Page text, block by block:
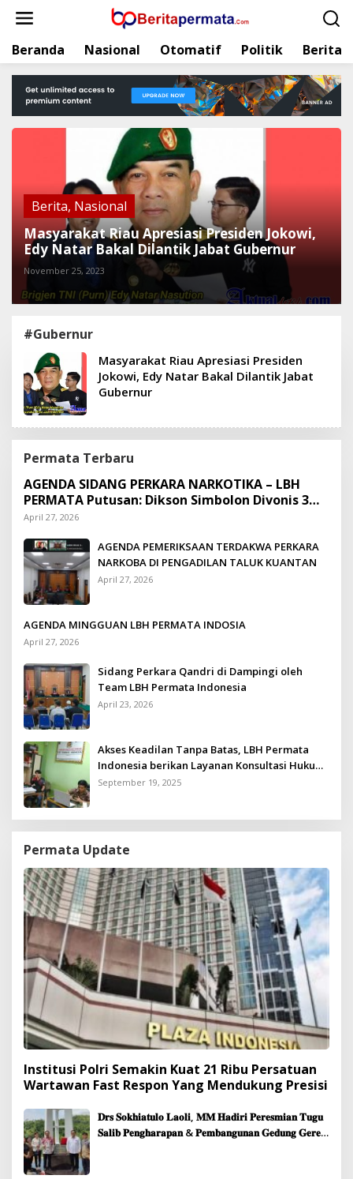
Beranda Nasional Otomatif Politik Berita
Berita, Nasional
Masyarakat Riau Apresiasi Presiden Jokowi,
Edy Natar Bakal Dilantik Jabat Gubernur
November 25, 2023
#Gubernur
Masyarakat Riau Apresiasi Presiden
Jokowi, Edy Natar Bakal Dilantik Jabat
Gubernur
Permata Terbaru
AGENDA SIDANG PERKARA NARKOTIKA – LBH
PERMATA Putusan: Dikson Simbolon Divonis 3
Tahun Penjara
April 27, 2026
AGENDA PEMERIKSAAN TERDAKWA PERKARA
NARKOBA DI PENGADILAN TALUK KUANTAN
April 27, 2026
AGENDA MINGGUAN LBH PERMATA INDOSIA
April 27, 2026
Sidang Perkara Qandri di Dampingi oleh
Team LBH Permata Indonesia
April 23, 2026
Akses Keadilan Tanpa Batas, LBH Permata
Indonesia berikan Layanan Konsultasi Hukum
Gratis untuk Kurang Mampu
September 19, 2025
Permata Update
Institusi Polri Semakin Kuat 21 Ribu Persatuan
Wartawan Fast Respon Yang Mendukung Presisi
𝐃𝐫𝐬 𝐒𝐨𝐤𝐡𝐢𝐚𝐭𝐮𝐥𝐨 𝐋𝐚𝐨𝐥𝐢, 𝐌𝐌 𝐇𝐚𝐝𝐢𝐫𝐢 𝐏𝐞𝐫𝐞𝐬𝐦𝐢𝐚𝐧 𝐓𝐮𝐠𝐮
𝐒𝐚𝐥𝐢𝐛 𝐏𝐞𝐧𝐠𝐡𝐚𝐫𝐚𝐩𝐚𝐧 & 𝐏𝐞𝐦𝐛𝐚𝐧𝐠𝐮𝐧𝐚𝐧 𝐆𝐞𝐝𝐮𝐧𝐠 𝐆𝐞𝐫𝐞𝐣𝐚